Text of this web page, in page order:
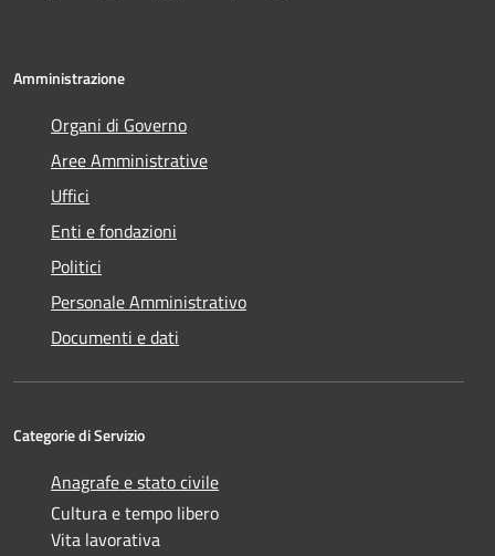
Amministrazione
Organi di Governo
Aree Amministrative
Uffici
Enti e fondazioni
Politici
Personale Amministrativo
Documenti e dati
Categorie di Servizio
Anagrafe e stato civile
Cultura e tempo libero
Vita lavorativa